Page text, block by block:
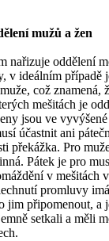
mužů a žen
nařizuje oddělení
v ideálním případě
což znamená,
mešitách je
jsou ve
účastnit ani
překážka. Pro
Pátek je pro
v mešitách
promluvy
jim připomenout, a
setkali a měli